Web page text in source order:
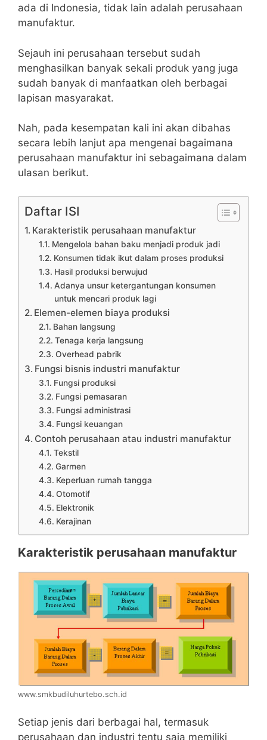
ada di Indonesia, tidak lain adalah perusahaan
manufaktur.
Sejauh ini perusahaan tersebut sudah
menghasilkan banyak sekali produk yang juga
sudah banyak di manfaatkan oleh berbagai
lapisan masyarakat.
Nah, pada kesempatan kali ini akan dibahas
secara lebih lanjut apa mengenai bagaimana
perusahaan manufaktur ini sebagaimana dalam
ulasan berikut.
Daftar ISI
Karakteristik perusahaan manufaktur
Mengelola bahan baku menjadi produk jadi
Konsumen tidak ikut dalam proses produksi
Hasil produksi berwujud
Adanya unsur ketergantungan konsumen
untuk mencari produk lagi
Elemen-elemen biaya produksi
Bahan langsung
Tenaga kerja langsung
Overhead pabrik
Fungsi bisnis industri manufaktur
Fungsi produksi
Fungsi pemasaran
Fungsi administrasi
Fungsi keuangan
Contoh perusahaan atau industri manufaktur
Tekstil
Garmen
Keperluan rumah tangga
Otomotif
Elektronik
Kerajinan
Karakteristik perusahaan manufaktur
www.smkbudiluhurtebo.sch.id
Setiap jenis dari berbagai hal, termasuk
perusahaan dan industri tentu saja memiliki